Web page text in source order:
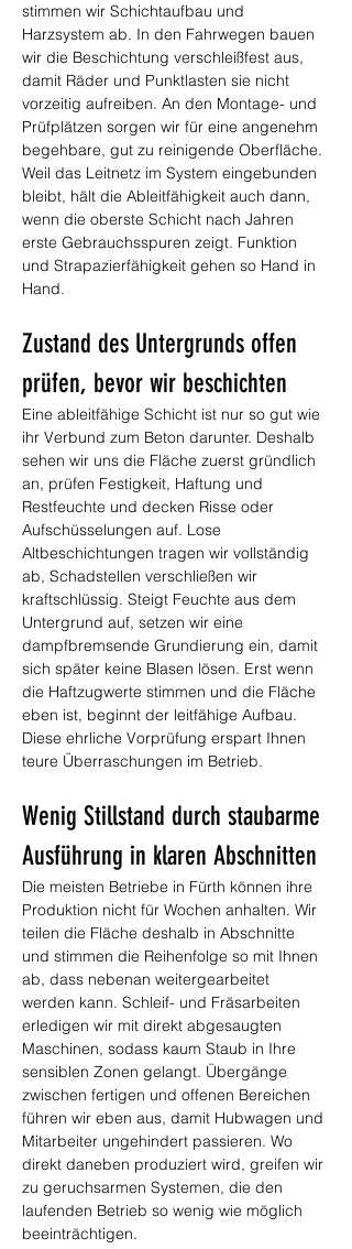
stimmen wir Schichtaufbau und
Harzsystem ab. In den Fahrwegen bauen
wir die Beschichtung verschleißfest aus,
damit Räder und Punktlasten sie nicht
vorzeitig aufreiben. An den Montage- und
Prüfplätzen sorgen wir für eine angenehm
begehbare, gut zu reinigende Oberfläche.
Weil das Leitnetz im System eingebunden
bleibt, hält die Ableitfähigkeit auch dann,
wenn die oberste Schicht nach Jahren
erste Gebrauchsspuren zeigt. Funktion
und Strapazierfähigkeit gehen so Hand in
Hand.
Zustand des Untergrunds offen
prüfen, bevor wir beschichten
Eine ableitfähige Schicht ist nur so gut wie
ihr Verbund zum Beton darunter. Deshalb
sehen wir uns die Fläche zuerst gründlich
an, prüfen Festigkeit, Haftung und
Restfeuchte und decken Risse oder
Aufschüsselungen auf. Lose
Altbeschichtungen tragen wir vollständig
ab, Schadstellen verschließen wir
kraftschlüssig. Steigt Feuchte aus dem
Untergrund auf, setzen wir eine
dampfbremsende Grundierung ein, damit
sich später keine Blasen lösen. Erst wenn
die Haftzugwerte stimmen und die Fläche
eben ist, beginnt der leitfähige Aufbau.
Diese ehrliche Vorprüfung erspart Ihnen
teure Überraschungen im Betrieb.
Wenig Stillstand durch staubarme
Ausführung in klaren Abschnitten
Die meisten Betriebe in Fürth können ihre
Produktion nicht für Wochen anhalten. Wir
teilen die Fläche deshalb in Abschnitte
und stimmen die Reihenfolge so mit Ihnen
ab, dass nebenan weitergearbeitet
werden kann. Schleif- und Fräsarbeiten
erledigen wir mit direkt abgesaugten
Maschinen, sodass kaum Staub in Ihre
sensiblen Zonen gelangt. Übergänge
zwischen fertigen und offenen Bereichen
führen wir eben aus, damit Hubwagen und
Mitarbeiter ungehindert passieren. Wo
direkt daneben produziert wird, greifen wir
zu geruchsarmen Systemen, die den
laufenden Betrieb so wenig wie möglich
beeinträchtigen.